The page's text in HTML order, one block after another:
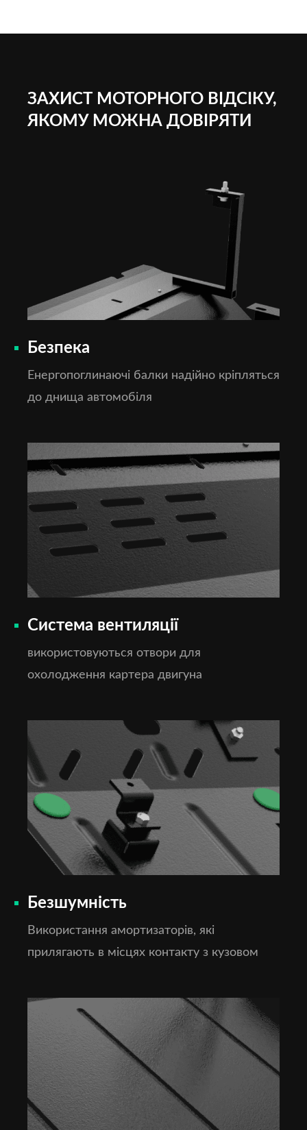
ЗАХИСТ МОТОРНОГО ВІДСІКУ,
ЯКОМУ МОЖНА ДОВІРЯТИ
Безпека
Енергопоглинаючі балки надійно кріпляться
до днища автомобіля
Система вентиляції
використовуються отвори для
охолодження картера двигуна
Безшумність
Використання амортизаторів, які
прилягають в місцях контакту з кузовом